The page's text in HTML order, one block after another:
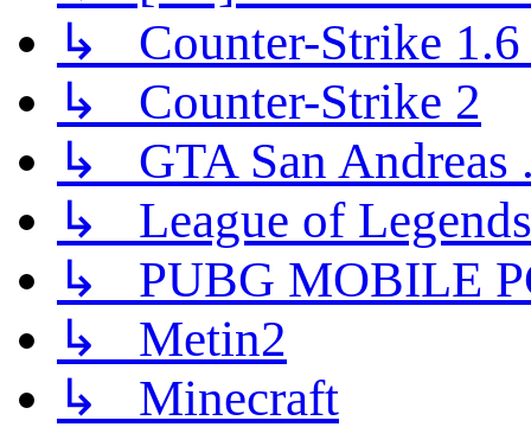
↳ Counter-Strike 1.6
↳ Counter-Strike 2
↳ GTA San Andreas
↳ League of Legends
↳ PUBG MOBILE
↳ Metin2
↳ Minecraft